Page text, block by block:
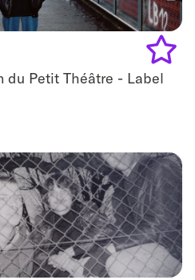
du Petit Théâtre - Label
Add